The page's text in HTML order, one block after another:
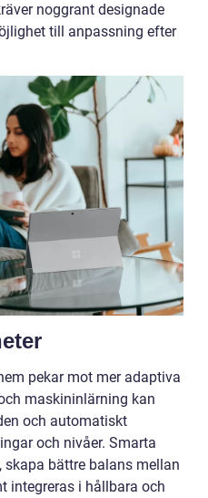
noggrant designade
till anpassning efter
pekar mot mer adaptiva
maskininlärning kan
och automatiskt
och nivåer. Smarta
skapa bättre balans mellan
integreras i hållbara och